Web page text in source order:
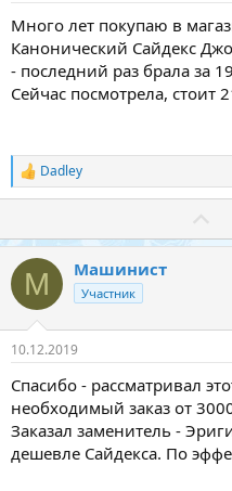
Много лет покупаю в
Канонический Сайдекс
- последний раз брала за
Сейчас посмотрела, стоит
Р
е
ц
и
:
Dadley
а
М Машинист
Участник
10.12.2019
Спасибо - рассматривал
необходимый заказ от
Заказал заменитель -
дешевле Сайдекса. По